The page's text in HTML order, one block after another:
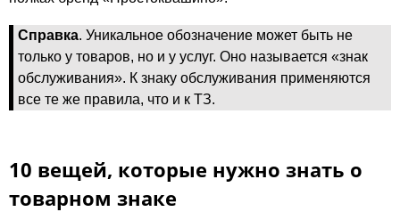
Справка. Уникальное обозначение может быть не
только у товаров, но и у услуг. Оно называется «знак
обслуживания». К знаку обслуживания применяются
все те же правила, что и к ТЗ.
10 вещей, которые нужно знать о
товарном знаке